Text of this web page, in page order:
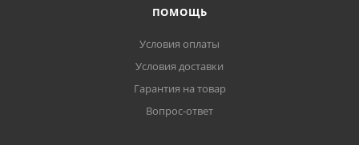
ПОМОЩЬ
Условия оплаты
Условия доставки
Гарантия на товар
Вопрос-ответ